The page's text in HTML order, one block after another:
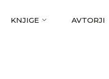
KNJIGE AVTORJI